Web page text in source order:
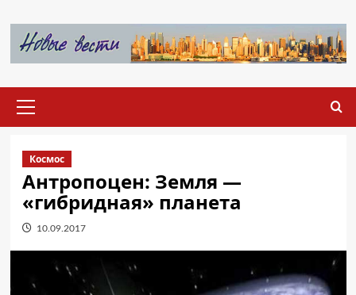
содержимому
меню
Космос
Антропоцен: Земля —
«гибридная» планета
10.09.2017